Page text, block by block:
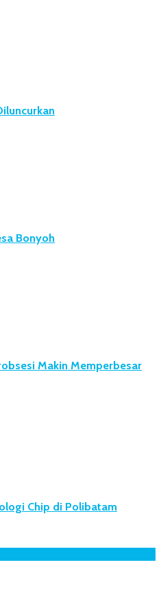
Bonyoh
Makin Memperbesar
Chip di Polibatam